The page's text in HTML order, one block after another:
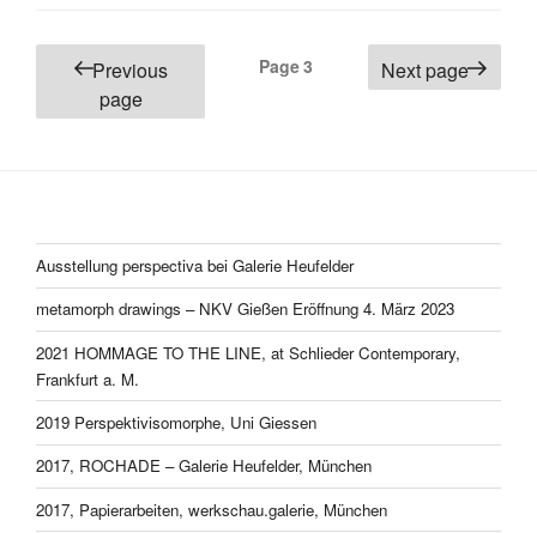
Posts
pagination
Previous
page
Page3 Next page
Ausstellung perspectiva bei Galerie Heufelder
metamorph drawings – NKV Gießen Eröffnung 4. März 2023
2021 HOMMAGE TO THE LINE, at Schlieder Contemporary,
Frankfurt a. M.
2019 Perspektivisomorphe, Uni Giessen
2017, ROCHADE – Galerie Heufelder, München
2017, Papierarbeiten, werkschau.galerie, München